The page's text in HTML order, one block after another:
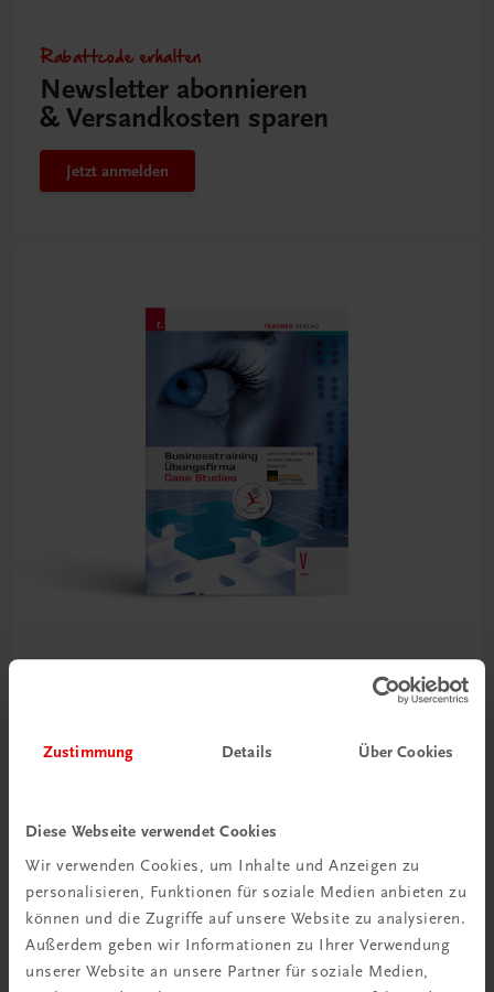
Zustimmung Details Über Cookies
Diese Webseite verwendet Cookies
Wir verwenden Cookies, um Inhalte und Anzeigen zu
personalisieren, Funktionen für soziale Medien anbieten zu
können und die Zugriffe auf unsere Website zu analysieren.
Außerdem geben wir Informationen zu Ihrer Verwendung
unserer Website an unsere Partner für soziale Medien,
Rabattcode erhalten
Newsletter abonnieren
& Versandkosten sparen
Jetzt anmelden
Businesstraining, Projektmanagement, Übungsfirma
TRAUNER-DigiBox